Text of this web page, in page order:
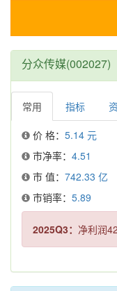
分众传媒(002027)
常用 指标
价 格： 5.14 元
市净率： 4.51
市 值： 742.33 亿
市销率： 5.89
2025Q3： 净利润